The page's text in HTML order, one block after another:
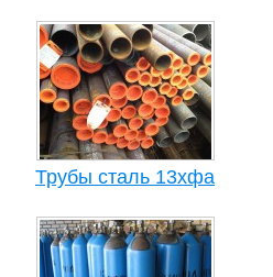
Трубы сталь 13хфа